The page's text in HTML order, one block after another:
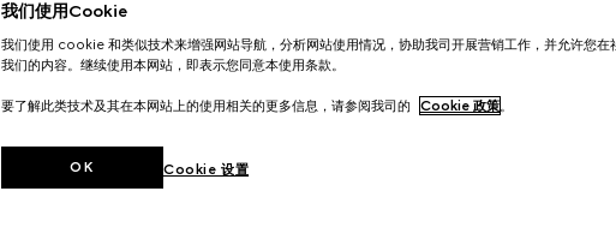
我们使用Cookie
我们使用 cookie 和类似技术来增强网站导航，分析网站使用情况，协助我司开展营销工作，并允许您在
我们的内容。继续使用本网站，即表示您同意本使用条款。
要了解此类技术及其在本网站上的使用相关的更多信息，请参阅我司的 Cookie 政策。
Cookie 设置
OK